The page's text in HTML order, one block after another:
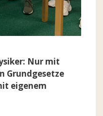
Nur mit
Grundgesetze
eigenem